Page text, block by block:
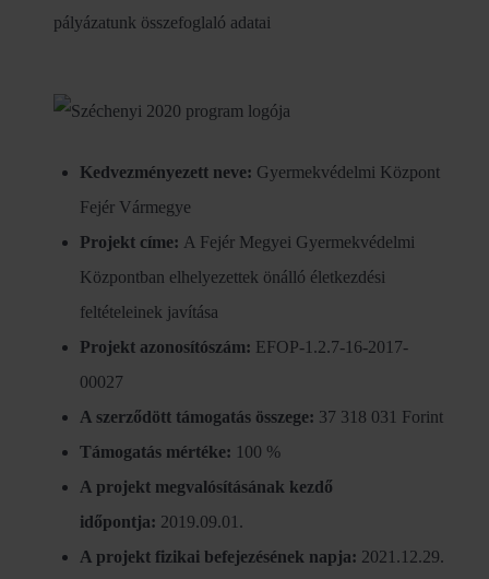
pályázatunk összefoglaló adatai
Kedvezményezett neve: Gyermekvédelmi Központ
Fejér Vármegye
Projekt címe: A Fejér Megyei Gyermekvédelmi
Központban elhelyezettek önálló életkezdési
feltételeinek javítása
Projekt azonosítószám: EFOP-1.2.7-16-2017-
00027
A szerződött támogatás összege: 37 318 031 Forint
Támogatás mértéke: 100 %
A projekt megvalósításának kezdő
időpontja: 2019.09.01.
A projekt fizikai befejezésének napja: 2021.12.29.